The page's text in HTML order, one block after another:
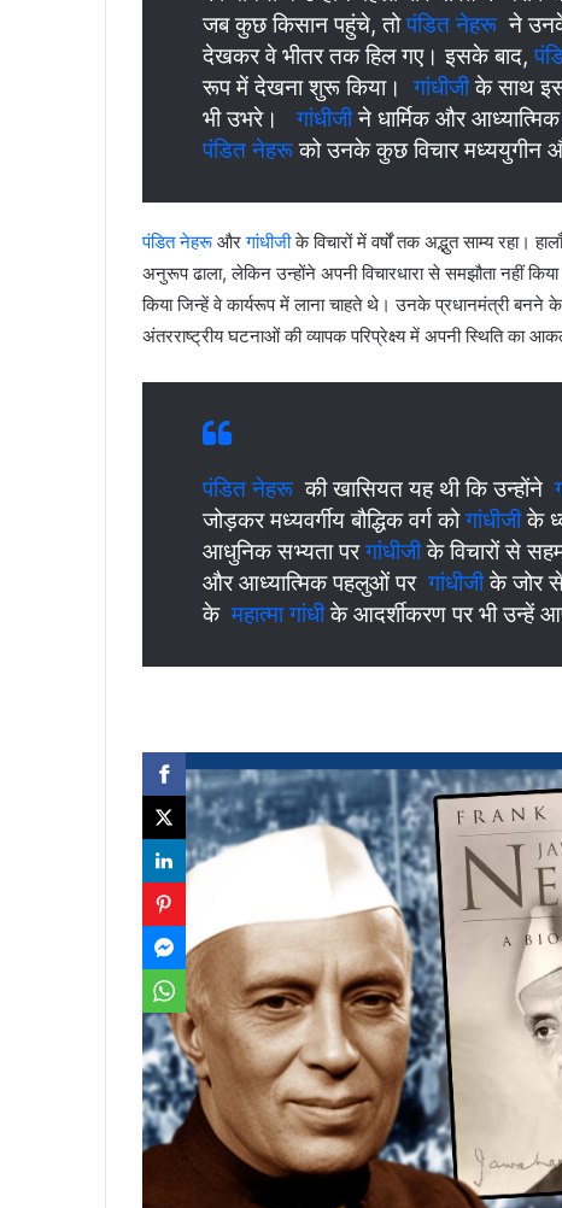
जब कुछ किसान पहुंचे, तोपंडित नेहरू ने उनके
देखकर वे भीतर तक हिल गए। इसके बाद,
रूप में देखना शुरू किया।गांधीजीके साथ इस
भी उभरे।
गांधीजीने धार्मिक और
पंडित नेहरूको उनके कुछ विचार मध्ययुगीन
पंडित नेहरू औरगांधीजीके विचारों में वर्षों तक अद्भुत साम्य रहा।
अनुरूप ढाला, लेकिन उन्होंने अपनी विचारधारा से समझौता नहीं
किया जिन्हें वे कार्यरूप में लाना चाहते थे। उनके प्रधानमंत्री बनने के
अंतरराष्ट्रीय घटनाओं की व्यापक परिप्रेक्ष्य में अपनी स्थिति का
पंडित नेहरू की खासियत यह थी कि उन्होंने
जोड़कर मध्यवर्गीय बौद्धिक वर्ग कोगांधीजीके
आधुनिक सभ्यता परगांधीजीके विचारों से
और आध्यात्मिक पहलुओं पर गांधीजीके जोर से
केमहात्मा गांधीके आदर्शीकरण पर भी उन्हें